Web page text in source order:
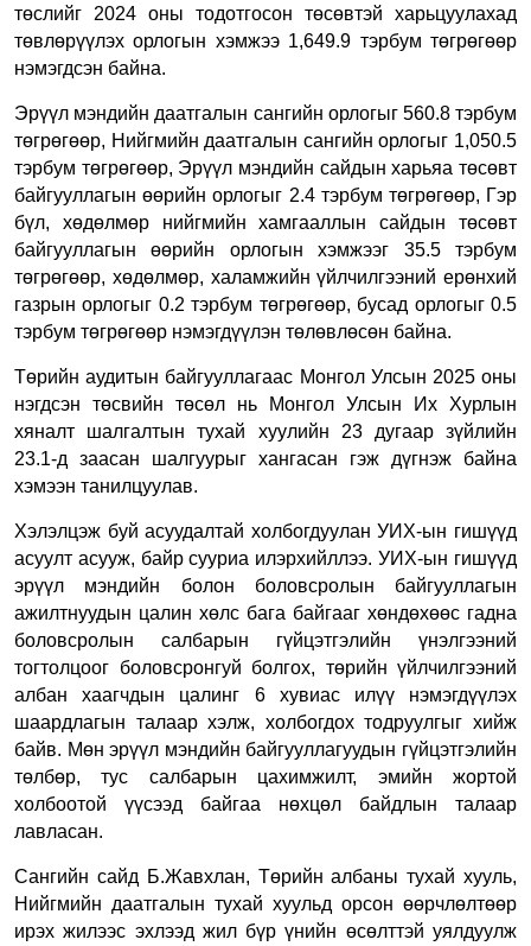
төслийг 2024 оны тодотгосон төсөвтэй харьцуулахад
төвлөрүүлэх орлогын хэмжээ 1,649.9 тэрбум төгрөгөөр
нэмэгдсэн байна.
Эрүүл мэндийн даатгалын сангийн орлогыг 560.8 тэрбум
төгрөгөөр, Нийгмийн даатгалын сангийн орлогыг 1,050.5
тэрбум төгрөгөөр, Эрүүл мэндийн сайдын харьяа төсөвт
байгууллагын өөрийн орлогыг 2.4 тэрбум төгрөгөөр, Гэр
бүл, хөдөлмөр нийгмийн хамгааллын сайдын төсөвт
байгууллагын өөрийн орлогын хэмжээг 35.5 тэрбум
төгрөгөөр, хөдөлмөр, халамжийн үйлчилгээний ерөнхий
газрын орлогыг 0.2 тэрбум төгрөгөөр, бусад орлогыг 0.5
тэрбум төгрөгөөр нэмэгдүүлэн төлөвлөсөн байна.
Төрийн аудитын байгууллагаас Монгол Улсын 2025 оны
нэгдсэн төсвийн төсөл нь Монгол Улсын Их Хурлын
хяналт шалгалтын тухай хуулийн 23 дугаар зүйлийн
23.1-д заасан шалгуурыг хангасан гэж дүгнэж байна
хэмээн танилцуулав.
Хэлэлцэж буй асуудалтай холбогдуулан УИХ-ын гишүүд
асуулт асууж, байр сууриа илэрхийллээ.УИХ-ын гишүүд
эрүүл мэндийн болон боловсролын байгууллагын
ажилтнуудын цалин хөлс бага байгааг хөндөхөөс гадна
боловсролын салбарын гүйцэтгэлийн үнэлгээний
тогтолцоог боловсронгуй болгох, төрийн үйлчилгээний
албан хаагчдын цалинг 6 хувиас илүү нэмэгдүүлэх
шаардлагын талаар хэлж, холбогдох тодруулгыг хийж
байв. Мөн эрүүл мэндийн байгууллагуудын гүйцэтгэлийн
төлбөр, тус салбарын цахимжилт, эмийн жортой
холбоотой үүсээд байгаа нөхцөл байдлын талаар
лавласан.
Сангийн сайд Б.Жавхлан, Төрийн албаны тухай хууль,
Нийгмийн даатгалын тухай хуульд орсон өөрчлөлтөөр
ирэх жилээс эхлээд жил бүр үнийн өсөлттэй уялдуулж